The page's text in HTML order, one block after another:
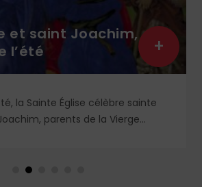
et saint Joachim,
l’été
la Sainte Église célèbre sainte
parents de la Vierge
Occident, célèbre par sa piété
+